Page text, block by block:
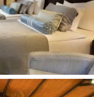
Turkija
myra